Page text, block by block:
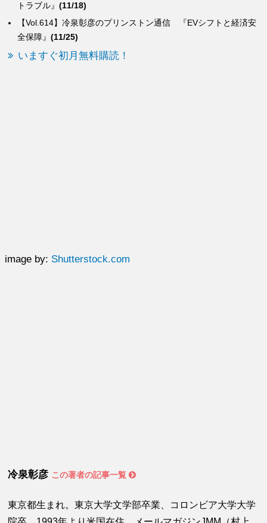
【Vol.614】冷泉彰彦のプリンストン通信 『EVシフトと経済安
全保障』(11/25)
トラブル』(11/18)
いますぐ初月無料購読！
image by: Shutterstock.com
冷泉彰彦 この著者の記事一覧
東京都生まれ。東京大学文学部卒業、コロンビア大学大学